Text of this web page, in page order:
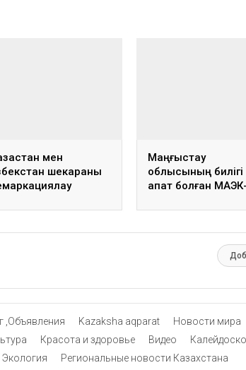
мен
шекараны
Маңғыстау
облысының билігі
апат болған МАЭК-
аяқталғанын
,Объявления Kazaksha aqparat Новости мира
Красота и здоровье Видео
Экология Региональные новости Казахстана